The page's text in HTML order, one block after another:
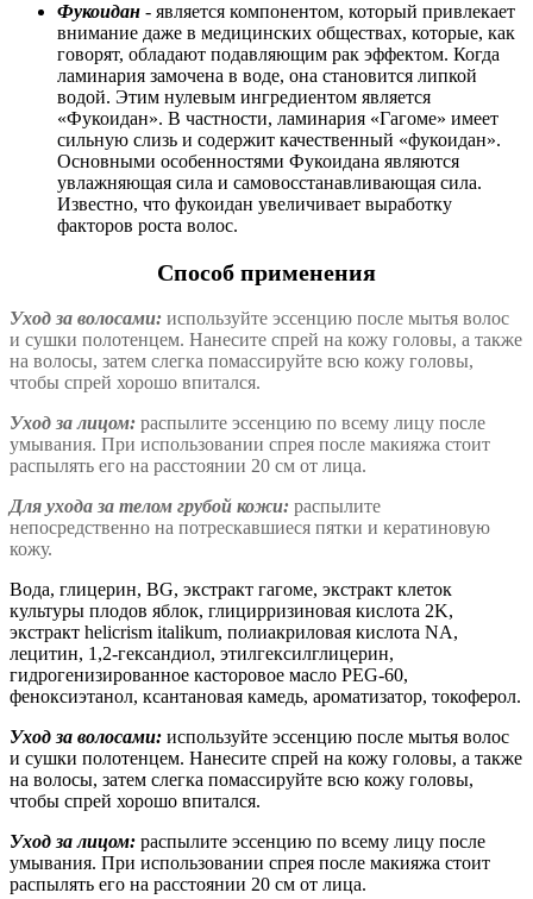
Фукоидан - является компонентом, который привлекает
внимание даже в медицинских обществах, которые, как
говорят, обладают подавляющим рак эффектом. Когда
ламинария замочена в воде, она становится липкой
водой. Этим нулевым ингредиентом является
«Фукоидан». В частности, ламинария «Гагоме» имеет
сильную слизь и содержит качественный «фукоидан».
Основными особенностями Фукоидана являются
увлажняющая сила и самовосстанавливающая сила.
Известно, что фукоидан увеличивает выработку
факторов роста волос.
Способ применения
Уход за волосами: используйте эссенцию после мытья волос
и сушки полотенцем. Нанесите спрей на кожу головы, а также
на волосы, затем слегка помассируйте всю кожу головы,
чтобы спрей хорошо впитался.
Уход за лицом: распылите эссенцию по всему лицу после
умывания. При использовании спрея после макияжа стоит
распылять его на расстоянии 20 см от лица.
Для ухода за телом грубой кожи: распылите
непосредственно на потрескавшиеся пятки и кератиновую
кожу.
Вода, глицерин, BG, экстракт гагоме, экстракт клеток
культуры плодов яблок, глицирризиновая кислота 2K,
экстракт helicrism italikum, полиакриловая кислота NA,
лецитин, 1,2-гександиол, этилгексилглицерин,
гидрогенизированное касторовое масло PEG-60,
феноксиэтанол, ксантановая камедь, ароматизатор, токоферол.
Уход за волосами: используйте эссенцию после мытья волос
и сушки полотенцем. Нанесите спрей на кожу головы, а также
на волосы, затем слегка помассируйте всю кожу головы,
чтобы спрей хорошо впитался.
Уход за лицом: распылите эссенцию по всему лицу после
умывания. При использовании спрея после макияжа стоит
распылять его на расстоянии 20 см от лица.